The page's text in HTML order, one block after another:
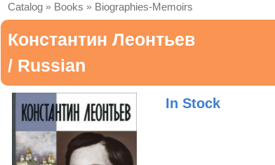
Catalog » Books » Biographies-Memoirs
Константин Леонтьев
/ Russian
In Stock